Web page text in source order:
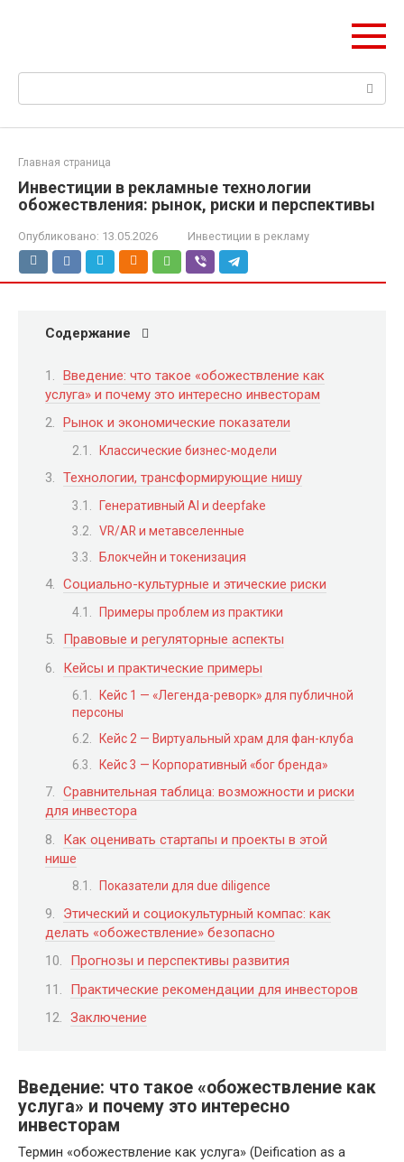
Поиск:
Главная страница
Инвестиции в рекламные технологии
обожествления: рынок, риски и перспективы
Опубликовано: 13.05.2026 Инвестиции в рекламу
Содержание
Введение: что такое «обожествление как
услуга» и почему это интересно инвесторам
Рынок и экономические показатели
Классические бизнес-модели
Технологии, трансформирующие нишу
Генеративный AI и deepfake
VR/AR и метавселенные
Блокчейн и токенизация
Социально-культурные и этические риски
Примеры проблем из практики
Правовые и регуляторные аспекты
Кейсы и практические примеры
Кейс 1 — «Легенда-реворк» для публичной
персоны
Кейс 2 — Виртуальный храм для фан-клуба
Кейс 3 — Корпоративный «бог бренда»
Сравнительная таблица: возможности и риски
для инвестора
Как оценивать стартапы и проекты в этой
нише
Показатели для due diligence
Этический и социокультурный компас: как
делать «обожествление» безопасно
Прогнозы и перспективы развития
Практические рекомендации для инвесторов
Заключение
Введение: что такое «обожествление как
услуга» и почему это интересно
инвесторам
Термин «обожествление как услуга» (Deification as a